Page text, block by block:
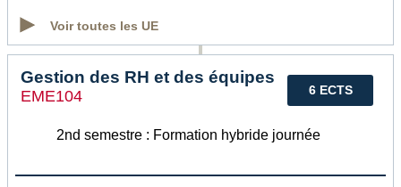
Voir toutes les UE
6 ECTS
Gestion des RH et des équipes
EME104
2nd semestre : Formation hybride journée